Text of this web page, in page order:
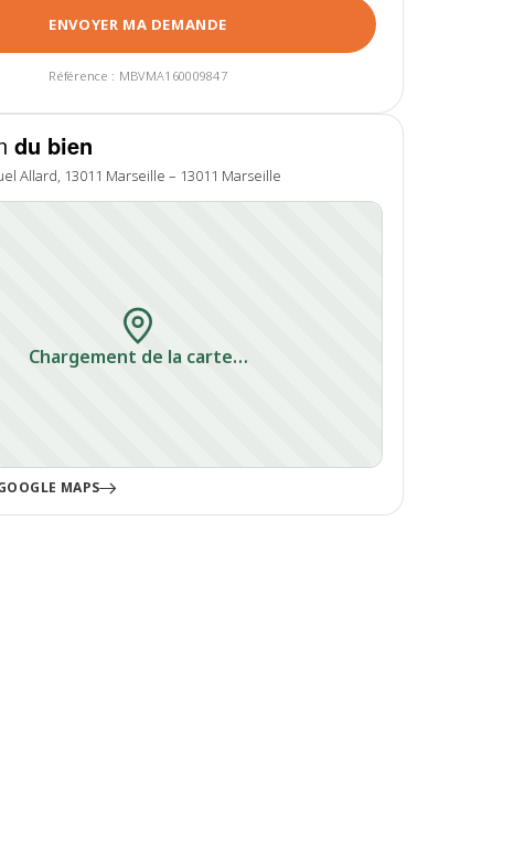
ENVOYER MA DEMANDE
Référence : MBVMA160009847
du bien
Allard, 13011 Marseille – 13011 Marseille
Chargement de la carte…
MAPS